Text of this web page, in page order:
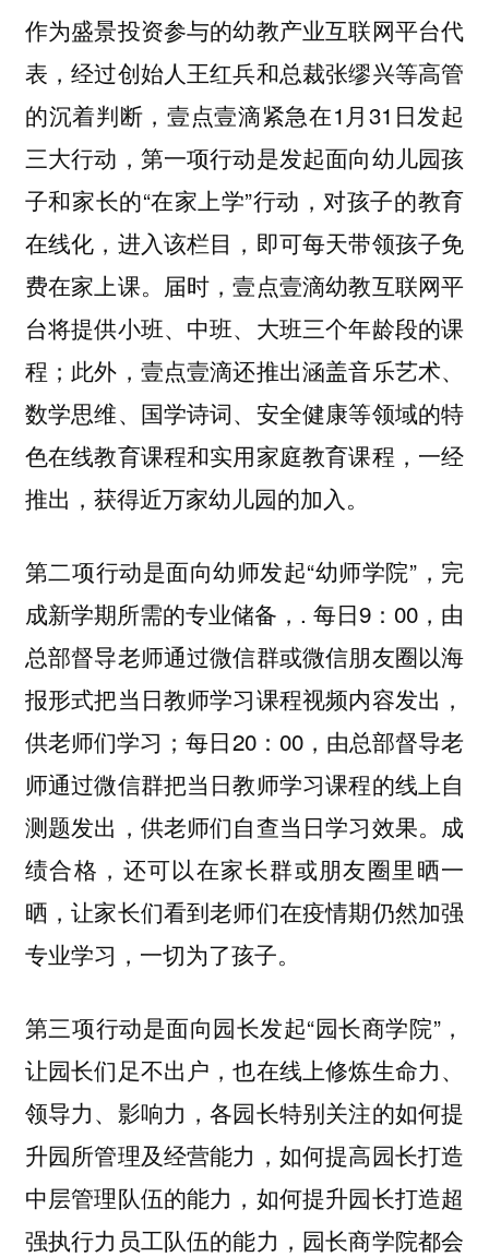
作为盛景投资参与的幼教产业互联网平台代
表，经过创始人王红兵和总裁张缪兴等高管
的沉着判断，壹点壹滴紧急在1月31日发起
三大行动，第一项行动是发起面向幼儿园孩
子和家长的“在家上学”行动，对孩子的教育
在线化，进入该栏目，即可每天带领孩子免
费在家上课。届时，壹点壹滴幼教互联网平
台将提供小班、中班、大班三个年龄段的课
程；此外，壹点壹滴还推出涵盖音乐艺术、
数学思维、国学诗词、安全健康等领域的特
色在线教育课程和实用家庭教育课程，一经
推出，获得近万家幼儿园的加入。
第二项行动是面向幼师发起“幼师学院”，完
成新学期所需的专业储备，. 每日9：00，由
总部督导老师通过微信群或微信朋友圈以海
报形式把当日教师学习课程视频内容发出，
供老师们学习；每日20：00，由总部督导老
师通过微信群把当日教师学习课程的线上自
测题发出，供老师们自查当日学习效果。成
绩合格，还可以在家长群或朋友圈里晒一
晒，让家长们看到老师们在疫情期仍然加强
专业学习，一切为了孩子。
第三项行动是面向园长发起“园长商学院”，
让园长们足不出户，也在线上修炼生命力、
领导力、影响力，各园长特别关注的如何提
升园所管理及经营能力，如何提高园长打造
中层管理队伍的能力，如何提升园长打造超
强执行力员工队伍的能力，园长商学院都会